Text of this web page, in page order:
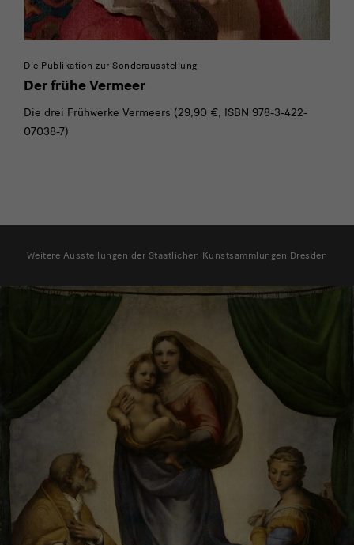
Die Publikation zur Sonderausstellung
Der frühe Vermeer
Die drei Frühwerke Vermeers (29,90 €, ISBN 978-3-422-
07038-7)
Ausstellungen
Weitere Ausstellungen der Staatlichen Kunstsammlungen Dresden